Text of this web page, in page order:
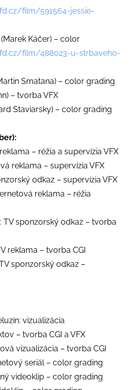
film/591564-jessie-
Káčer) – color
film/488023-u-strbaveho-
Smatana) – color grading
– tvorba VFX
Staviarsky) – color grading
– réžia a supervízia VFX
reklama – supervízia VFX
odkaz – supervízia VFX
reklama – réžia
TV sponzorský odkaz – tvorba
reklama – tvorba CGI
sponzorský odkaz –
vizualizácia
– tvorba CGI a VFX
vizualizácia – tvorba CGI
seriál – color grading
videoklip – color grading